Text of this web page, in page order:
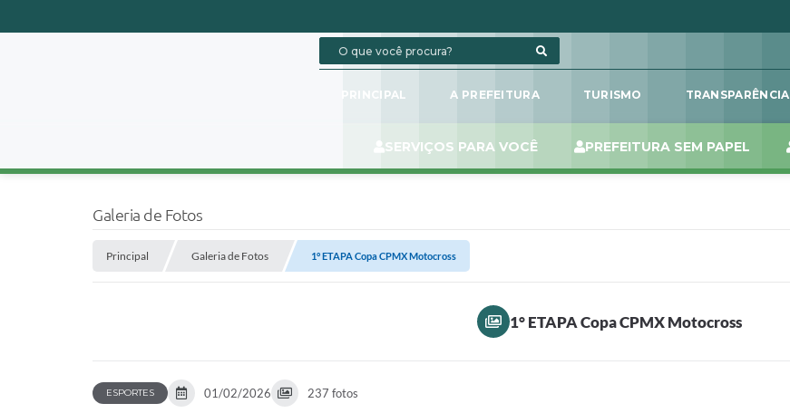
PRINCIPAL A PREFEITURA TURISMO TRANSPARÊNCIA
SERVIÇOS PARA VOCÊ PREFEITURA SEM PAPEL
Galeria de Fotos
Principal Galeria de Fotos 1° ETAPA Copa CPMX Motocross
1° ETAPA Copa CPMX Motocross
ESPORTES 01/02/2026 237 fotos